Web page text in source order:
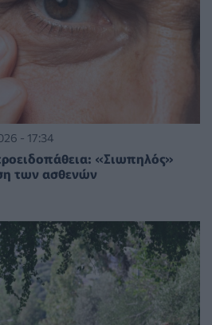
- 17:34
«Σιωπηλός»
των ασθενών